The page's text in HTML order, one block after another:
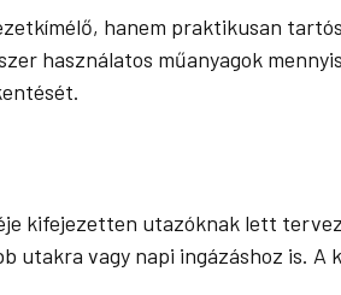
hanem praktikusan
használatos műanyagok
kifejezetten utazóknak lett
utakra vagy napi ingázáshoz is.